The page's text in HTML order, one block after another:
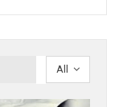
All